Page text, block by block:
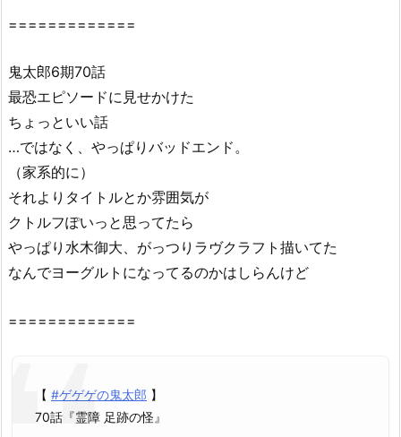
ゲ
の
鬼
太
郎
(第
作)
7
0
話
ア
ュ
ー
=============
鬼太郎6期70話
最恐エピソードに見せかけた
ちょっといい話
…ではなく、やっぱりバッドエンド。
（家系的に）
それよりタイトルとか雰囲気が
クトルフぽいっと思ってたら
やっぱり水木御大、がっつりラヴクラフト描いてた
なんでヨーグルトになってるのかはしらんけど
=============
【 #ゲゲゲの鬼太郎 】
70話『霊障 足跡の怪』